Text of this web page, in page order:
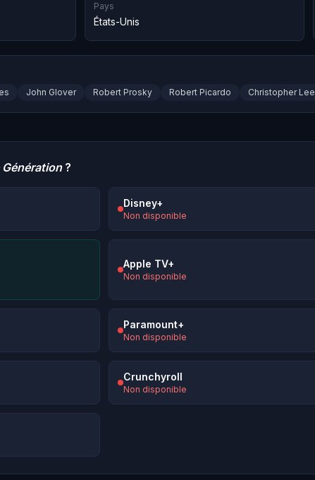
Pays
États-Unis
John Glover Robert Prosky Robert Picardo Christopher Lee
Génération?
Disney+
Non disponible
Apple TV+
Non disponible
Paramount+
Non disponible
Crunchyroll
Non disponible